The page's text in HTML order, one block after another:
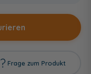
Frage zum Produkt